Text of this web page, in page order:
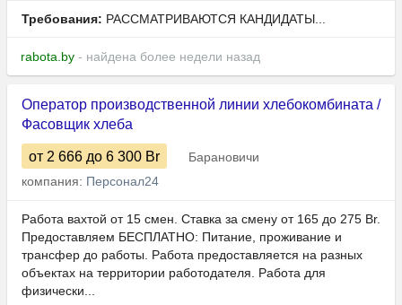
Требования: РАССМАТРИВАЮТСЯ КАНДИДАТЫ...
rabota.by - найдена более недели назад
Оператор производственной линии хлебокомбината /
Фасовщик хлеба
от 2 666 до 6 300 Br
Барановичи
компания: Персонал24
Работа вахтой от 15 смен. Ставка за смену от 165 до 275 Br.
Предоставляем БЕСПЛАТНО: Питание, проживание и
трансфер до работы. Работа предоставляется на разных
объектах на территории работодателя. Работа для
физически...